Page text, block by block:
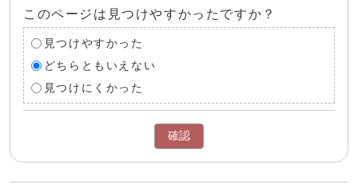
このページは見つけやすかったですか？
見つけやすかった
どちらともいえない
見つけにくかった
確認